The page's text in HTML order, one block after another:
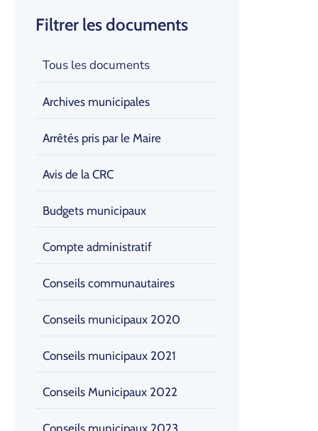
Filtrer les documents
Tous les documents
Archives municipales
Arrêtés pris par le Maire
Avis de la CRC
Budgets municipaux
Compte administratif
Conseils communautaires
Conseils municipaux 2020
Conseils municipaux 2021
Conseils Municipaux 2022
Conseils municipaux 2023